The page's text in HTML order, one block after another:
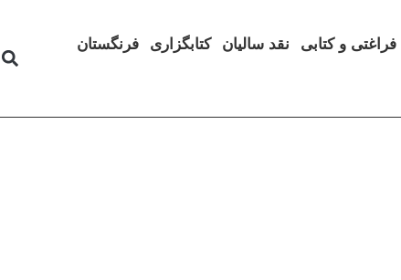
فراغتی و کتابی نقد سالیان کتابگزاری فرنگستان